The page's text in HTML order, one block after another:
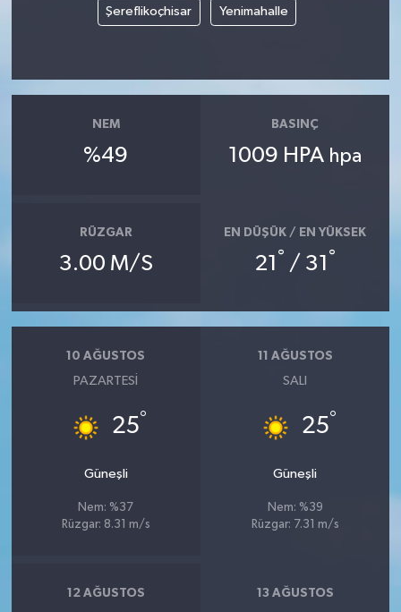
Şereflikoçhisar Yenimahalle
NEM
%49
BASINÇ
1009 HPA hpa
RÜZGAR
3.00 M/S
EN DÜŞÜK / EN YÜKSEK
21 ° / 31 °
10 AĞUSTOS
PAZARTESI
25°
Güneşli
Nem: %37
Rüzgar: 8.31 m/s
11 AĞUSTOS
SALI
25°
Güneşli
Nem: %39
Rüzgar: 7.31 m/s
12 AĞUSTOS 13 AĞUSTOS